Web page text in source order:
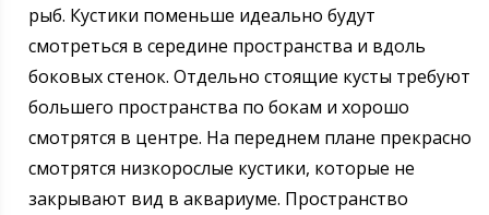
рыб. Кустики поменьше идеально будут
смотреться в середине пространства и вдоль
боковых стенок. Отдельно стоящие кусты требуют
большего пространства по бокам и хорошо
смотрятся в центре. На переднем плане прекрасно
смотрятся низкорослые кустики, которые не
закрывают вид в аквариуме. Пространство